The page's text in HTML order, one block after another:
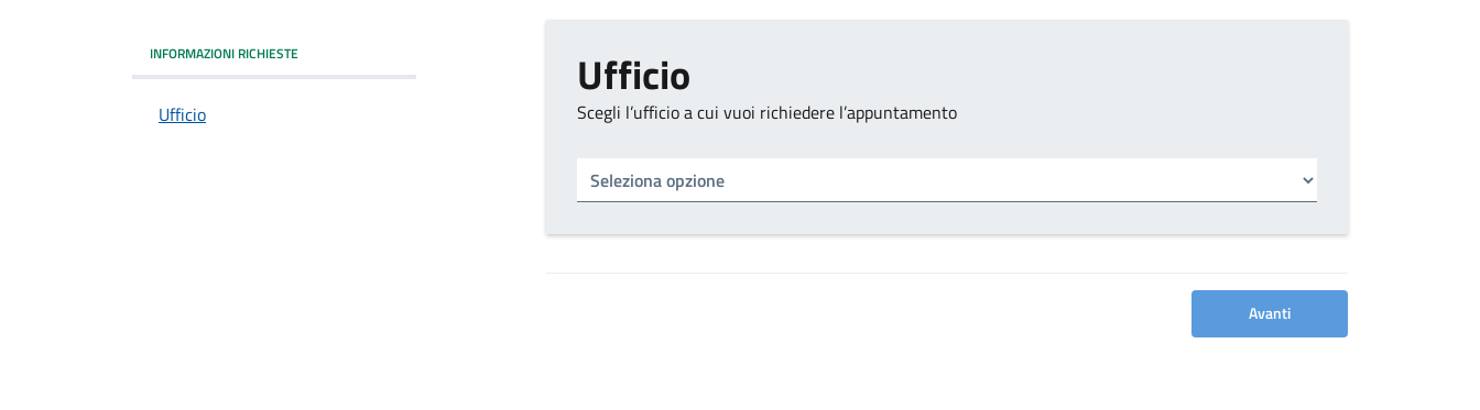
INFORMAZIONI RICHIESTE
Ufficio
Ufficio
Scegli l’ufficio a cui vuoi richiedere l’appuntamento
Avanti